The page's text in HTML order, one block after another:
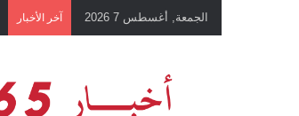
الجمعة, أغسطس 7 2026 آخر الأخبار